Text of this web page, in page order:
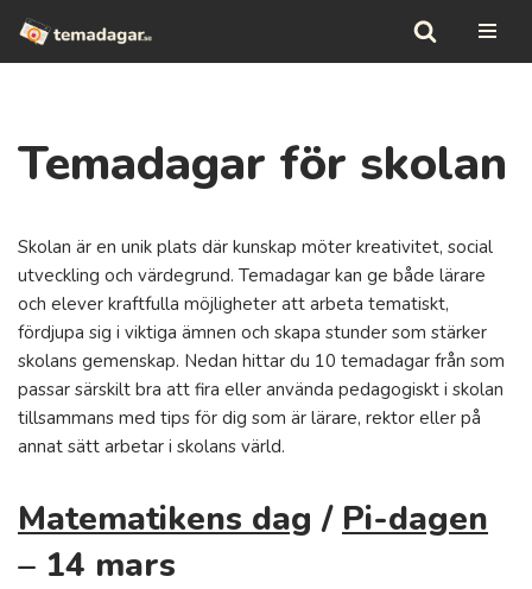
Hoppa
Temadagar för skolan
Skolan är en unik plats där kunskap möter kreativitet, social
utveckling och värdegrund. Temadagar kan ge både lärare
och elever kraftfulla möjligheter att arbeta tematiskt,
fördjupa sig i viktiga ämnen och skapa stunder som stärker
skolans gemenskap. Nedan hittar du 10 temadagar från som
passar särskilt bra att fira eller använda pedagogiskt i skolan
tillsammans med tips för dig som är lärare, rektor eller på
annat sätt arbetar i skolans värld.
Matematikens dag / Pi-dagen
– 14 mars